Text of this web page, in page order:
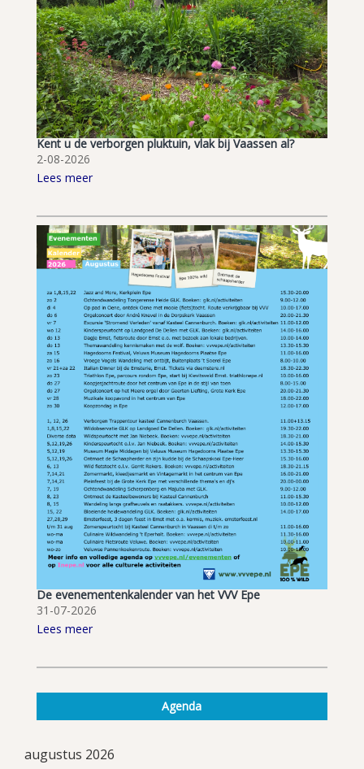
Kent u de verborgen pluktuin, vlak bij Vaassen al?
2-08-2026
Lees meer
De evenementenkalender van het VVV Epe
31-07-2026
Lees meer
Agenda
augustus 2026